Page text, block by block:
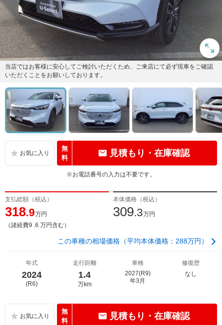
当店ではお客様に安心してご検討いただくため、ご来店にて必ず現車をご確認
いただくことをお願いしております。
無
料
見積もり・在庫確認
※お電話番号の入力は不要です。
支払総額（税込）
318.9万円
（諸経費9 .6 万円含む）
本体価格（税込）
309.3万円
この車種の相場価格（平均本体価格：288万円）
年式
2024
(R6)
走行距離
1.4
万km
車検
2027(R9)
年3月
修復歴
なし
無
料
見積もり・在庫確認